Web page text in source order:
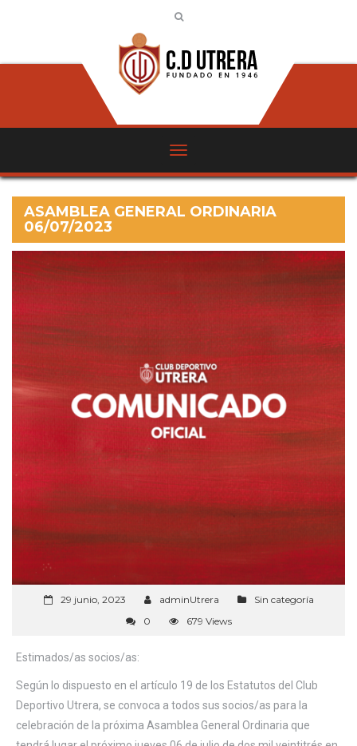
ASAMBLEA GENERAL ORDINARIA
06/07/2023
29 junio, 2023 adminUtrera
Sin categoría
0
679 Views
Estimados/as socios/as:
Según lo dispuesto en el artículo 19 de los Estatutos del Club
Deportivo Utrera, se convoca a todos sus socios/as para la
celebración de la próxima Asamblea General Ordinaria que